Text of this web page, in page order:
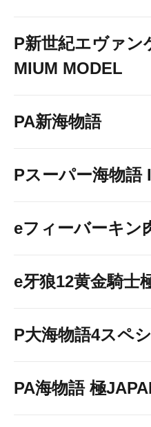
P新世紀エヴァン
MIUM MODEL
PA新海物語
Pスーパー海物語
eフィーバーキン
e牙狼12黄金騎士
P大海物語4スペ
PA海物語 極